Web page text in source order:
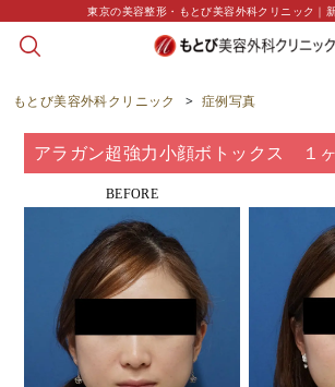
東京の美容整形・もとび美容外科クリニック｜
CASE
症例写真
もとび美容外科クリニック > 症例写真
アラガン超強力小顔ボトックス １
BEFORE